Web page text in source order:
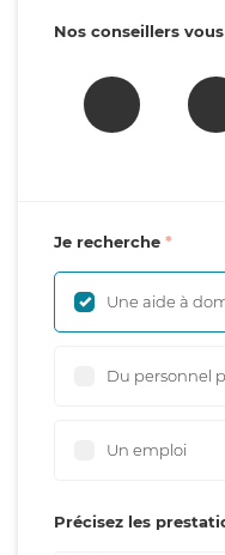
Nos conseillers
Je recherche
Une aide à
Du personnel
Un emploi
Précisez les